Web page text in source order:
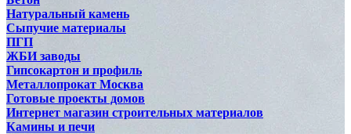
Натуральный камень
Сыпучие материалы
ПГП
ЖБИ заводы
Гипсокартон и профиль
Металлопрокат Москва
Готовые проекты домов
Интернет магазин строительных материалов
Камины и печи